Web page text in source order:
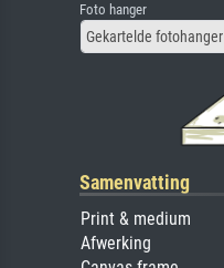
Foto hanger
Gekartelde fotohanger
Samenvatting
Print & medium
Afwerking